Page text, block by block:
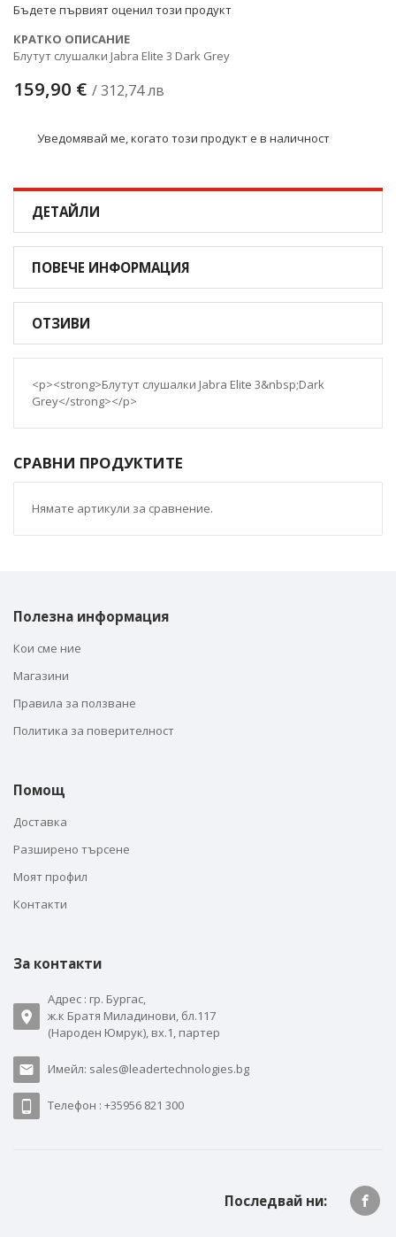
Бъдете първият оценил този продукт
КРАТКО ОПИСАНИЕ
Блутут слушалки Jabra Elite 3 Dark Grey
159,90 € / 312,74 лв
Уведомявай ме, когато този продукт е в наличност
със
ДЕТАЙЛИ
ПОВЕЧЕ ИНФОРМАЦИЯ
ОТЗИВИ
<p><strong>Блутут слушалки Jabra Elite 3&nbsp;Dark
Grey</strong></p>
СРАВНИ ПРОДУКТИТЕ
Нямате артикули за сравнение.
Полезна информация
Кои сме ние
Магазини
Правила за ползване
Политика за поверителност
Помощ
Доставка
Разширено търсене
Моят профил
Контакти
За контакти
Адрес : гр. Бургас,
ж.к Братя Миладинови, бл.117
(Народен Юмрук), вх.1, партер
Имейл: sales@leadertechnologies.bg
Телефон : +35956 821 300
Последвай ни: